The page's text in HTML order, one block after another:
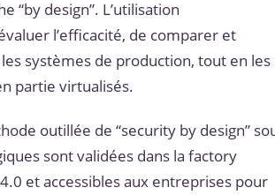
“by design”. L’utilisation
l’efficacité, de comparer et
systèmes de production, tout en les
partie virtualisés.
outillée de “security by design”
sont validées dans la factory
et accessibles aux entreprises pour